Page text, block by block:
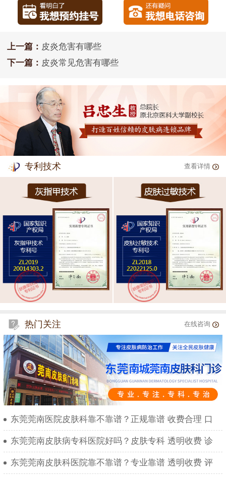
上一篇： 皮炎危害有哪些
下一篇： 皮炎常见危害有哪些
专利技术 查看详情
热门关注 在线咨询
东莞莞南医院皮肤科靠不靠谱？正规靠谱 收费合理 口
东莞莞南皮肤病专科医院好吗？皮肤专科 透明收费 诊
东莞莞南皮肤科医院靠不靠谱？专业靠谱 透明收费 评